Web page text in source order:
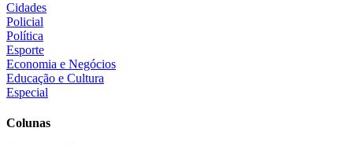
Cidades
Policial
Política
Esporte
Economia e Negócios
Educação e Cultura
Especial
Colunas